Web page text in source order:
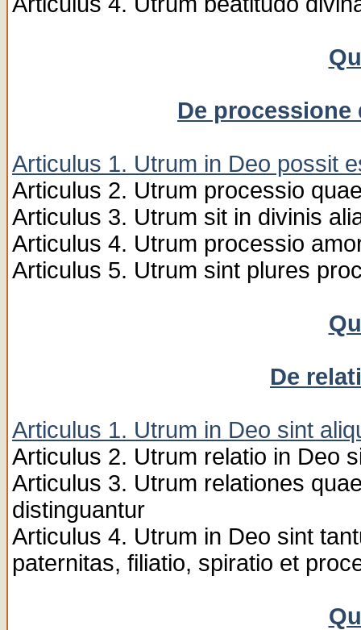
De
Articulus 1. Utrum in Deo possit
Articulus 2. Utrum processio
Articulus 3. Utrum sit in divinis
Articulus 4. Utrum processio
Articulus 5. Utrum sint plures
De
Articulus 1. Utrum in Deo sint
Articulus 2. Utrum relatio in Deo
Articulus 3. Utrum relationes
distinguantur
Articulus 4. Utrum in Deo sint
paternitas, filiatio, spiratio et